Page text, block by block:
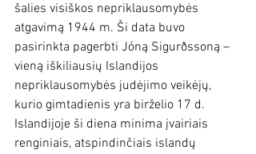
šalies visiškos nepriklausomybės
atgavimą 1944 m. Ši data buvo
pasirinkta pagerbti Jóną Sigurðssoną –
vieną iškiliausių Islandijos
nepriklausomybės judėjimo veikėjų,
kurio gimtadienis yra birželio 17 d.
Islandijoje ši diena minima įvairiais
renginiais, atspindinčiais islandų